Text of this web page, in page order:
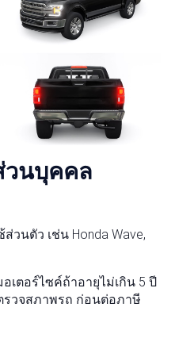
วนบุคคล
วนตัว เช่น Honda Wave,
เตอร์ไซค์ถ้าอายุไม่เกิน 5 ปี
รวจสภาพรถ ก่อนต่อภาษี